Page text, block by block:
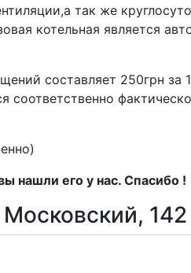
так же
котельная является
составляет 250грн за
соответственно
нашли его у нас. Спасибо !
142